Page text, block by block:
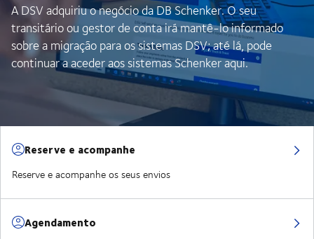
A DSV adquiriu o negócio da DB Schenker. O seu
transitário ou gestor de conta irá mantê-lo informado
sobre a migração para os sistemas DSV; até lá, pode
continuar a aceder aos sistemas Schenker aqui.
Reserve e acompanhe
Reserve e acompanhe os seus envios
Agendamento